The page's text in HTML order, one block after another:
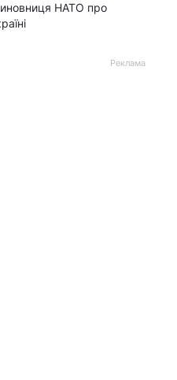
НАТО про
Реклама